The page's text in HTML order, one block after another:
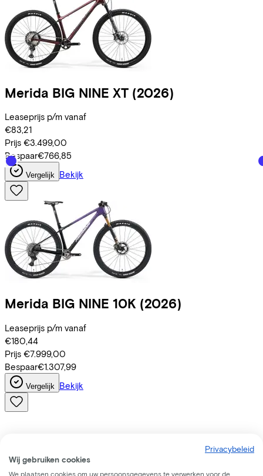
Merida BIG NINE XT (2026)
Leaseprijs p/m vanaf
€83,21
Prijs €3.499,00
Bespaar€766,85
Vergelijk Bekijk
Merida BIG NINE 10K (2026)
Leaseprijs p/m vanaf
€180,44
Prijs €7.999,00
Bespaar€1.307,99
Vergelijk Bekijk
Privacybeleid
Wij gebruiken cookies
We plaatsen cookies om uw persoonsgegevens te verwerken voor de